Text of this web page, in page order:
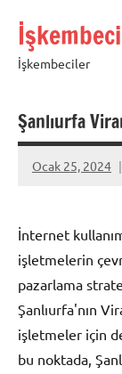
İşkembeciler
Şanlıurfa
Ocak 25, 2024
İnternet
işletmelerin
pazarlama
Şanlıurfa'nın
işletmeler için
bu noktada,